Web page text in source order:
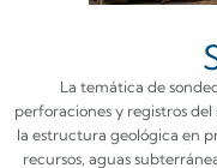
La temática de
perforaciones y registros
la estructura geológica en
recursos, aguas